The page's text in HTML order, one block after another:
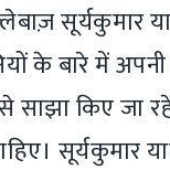
सूर्यकुमार
के बारे में
किए जा